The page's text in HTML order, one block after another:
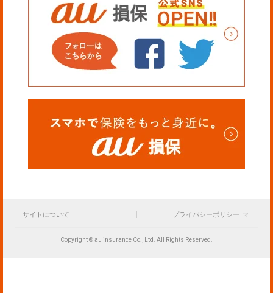
サイトについて プライバシーポリシー
Copyright © au insurance Co., Ltd. All Rights Reserved.